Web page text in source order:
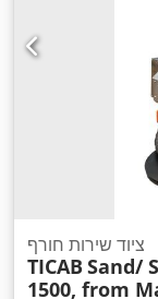
אוויר, מעכב,
ציוד שירות חורף
TICAB Sand/
1500, from